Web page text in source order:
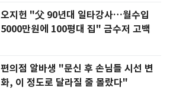
오지헌 "父 90년대 일타강사…월수입
5000만원에 100평대 집" 금수저 고백
편의점 알바생 "문신 후 손님들 시선 변
화, 이 정도로 달라질 줄 몰랐다"